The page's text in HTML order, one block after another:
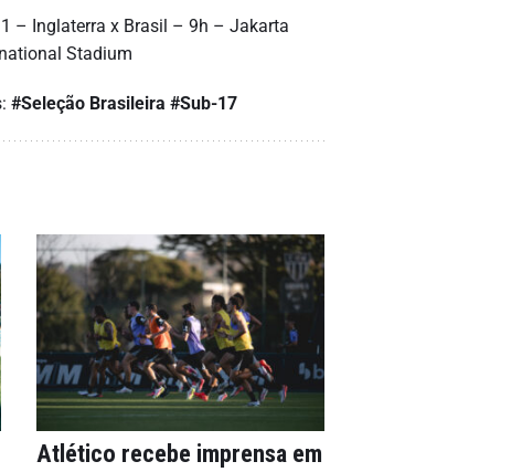
– Inglaterra x Brasil – 9h – Jakarta
Stadium
#Seleção Brasileira #Sub-17
Atlético recebe imprensa em